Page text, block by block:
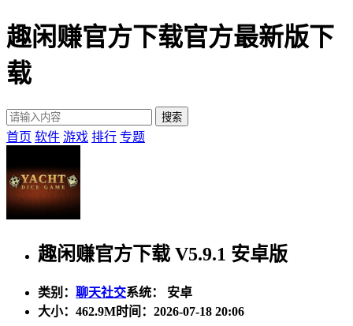
趣闲赚官方下载官方最新版下
载
首页 软件 游戏 排行 专题
趣闲赚官方下载 V5.9.1 安卓版
类别： 聊天社交系统： 安卓
大小： 462.9M时间：2026-07-18 20:06